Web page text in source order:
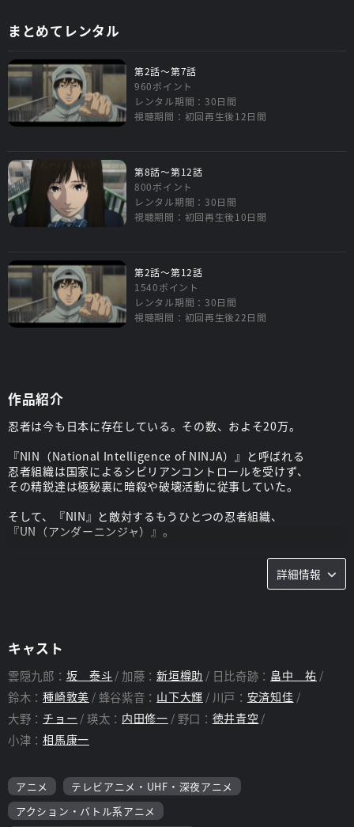
まとめてレンタル
第2話～第7話
960ポイント
レンタル期間：30日間
視聴期間：初回再生後12日間
第8話～第12話
800ポイント
レンタル期間：30日間
視聴期間：初回再生後10日間
第2話～第12話
1540ポイント
レンタル期間：30日間
視聴期間：初回再生後22日間
作品紹介
忍者は今も日本に存在している。その数、およそ20万。
『NIN（National Intelligence of NINJA）』と呼ばれる
忍者組織は国家によるシビリアンコントロールを受けず、
その精鋭達は極秘裏に暗殺や破壊活動に従事していた。
そして、『NIN』と敵対するもうひとつの忍者組織、
『UN（アンダーニンジャ）』。
忍者と忍者――暗闘の果てに待ち受ける結末とは？
そして、戦いの最前線に投入された雲隠九郎たち下忍の運命は？
監督：桑原 智
詳細情報
キャスト
雲隠九郎： 坂 泰斗 加藤：新垣樽助 日比奇跡： 畠中 祐
鈴木：種崎敦美 蜂谷紫音： 山下大輝 川戸： 安済知佳
大野： チョー 瑛太： 内田修一 野口： 徳井青空
小津：相馬康一
アニメ
テレビアニメ・UHF・深夜アニメ
アクション・バトル系アニメ